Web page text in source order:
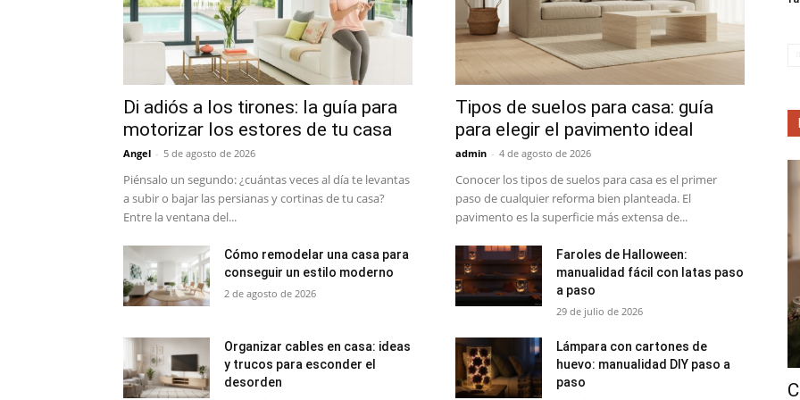
Di adiós a los tirones: la guía para
motorizar los estores de tu casa
Angel - 5 de agosto de 2026
Piénsalo un segundo: ¿cuántas veces al día te levantas
a subir o bajar las persianas y cortinas de tu casa?
Entre la ventana del...
Tipos de suelos para casa: guía
para elegir el pavimento ideal
admin - 4 de agosto de 2026
Conocer los tipos de suelos para casa es el primer
paso de cualquier reforma bien planteada. El
pavimento es la superficie más extensa de...
Cómo remodelar una casa para
conseguir un estilo moderno
2 de agosto de 2026
Faroles de Halloween:
manualidad fácil con latas paso
a paso
29 de julio de 2026
Organizar cables en casa: ideas
y trucos para esconder el
desorden
Lámpara con cartones de
huevo: manualidad DIY paso a
paso